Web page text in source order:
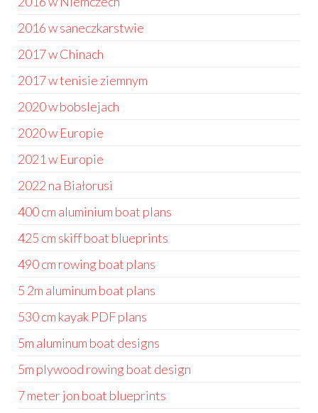
2016 w saneczkarstwie
2017 w Chinach
2017 w tenisie ziemnym
2020 w bobslejach
2020 w Europie
2021 w Europie
2022 na Białorusi
400 cm aluminium boat plans
425 cm skiff boat blueprints
490 cm rowing boat plans
5 2m aluminum boat plans
530 cm kayak PDF plans
5m aluminum boat designs
5m plywood rowing boat design
7 meter jon boat blueprints